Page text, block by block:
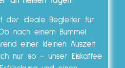
der ideale Begleiter für
nach einem Bummel
einer kleinen Auszeit
nur so – unser Eiskaffee